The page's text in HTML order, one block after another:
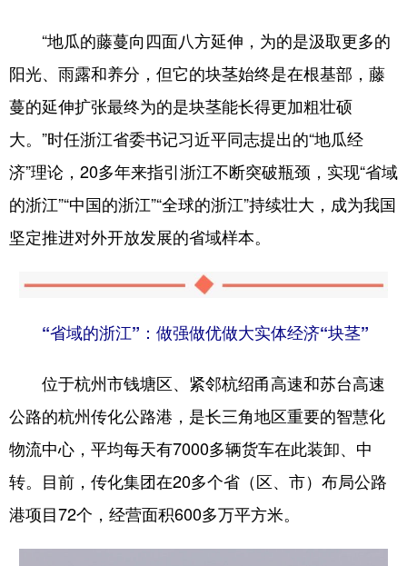
多语种频道
English Español Français عربى
Русский язык 日本語 한국어
“地瓜的藤蔓向四面八方延伸，为的是汲取更多的
阳光、雨露和养分，但它的块茎始终是在根基部，藤
蔓的延伸扩张最终为的是块茎能长得更加粗壮硕
大。”时任浙江省委书记习近平同志提出的“地瓜经
济”理论，20多年来指引浙江不断突破瓶颈，实现“省域
的浙江”“中国的浙江”“全球的浙江”持续壮大，成为我国
坚定推进对外开放发展的省域样本。
“省域的浙江”：做强做优做大实体经济“块茎”
位于杭州市钱塘区、紧邻杭绍甬高速和苏台高速
公路的杭州传化公路港，是长三角地区重要的智慧化
物流中心，平均每天有7000多辆货车在此装卸、中
转。目前，传化集团在20多个省（区、市）布局公路
港项目72个，经营面积600多万平方米。